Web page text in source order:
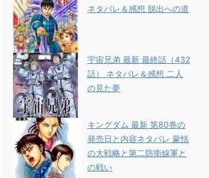
ネタバレ＆感想 脱出への道
宇宙兄弟 最新 最終話（432
話） ネタバレ＆感想 二人
の見た夢
キングダム 最新 第80巻の
発売日と内容ネタバレ 蒙恬
の大戦略と第二防衛線軍と
の戦い